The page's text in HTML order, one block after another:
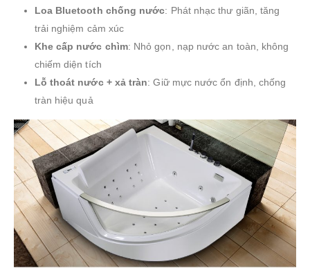
Loa Bluetooth chống nước: Phát nhạc thư giãn, tăng
trải nghiệm cảm xúc
Khe cấp nước chìm: Nhỏ gọn, nạp nước an toàn, không
chiếm diện tích
Lỗ thoát nước + xả tràn: Giữ mực nước ổn định, chống
tràn hiệu quả